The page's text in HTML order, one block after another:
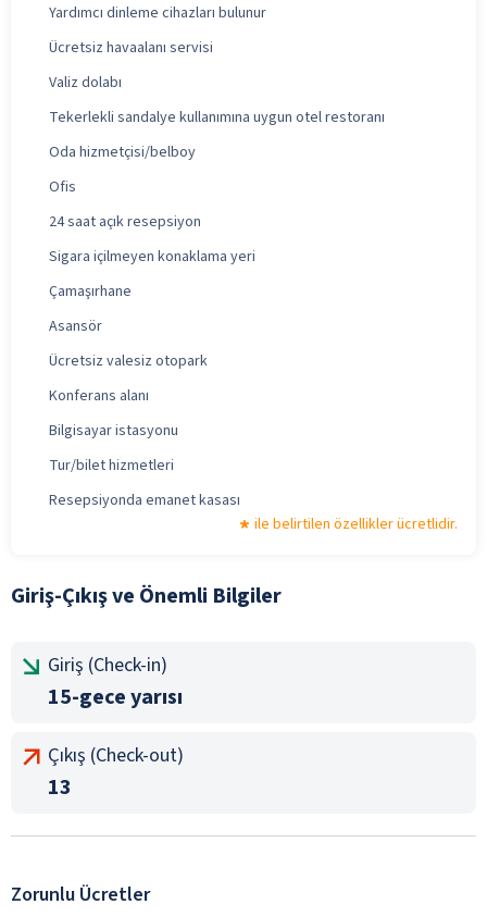
Yardımcı dinleme cihazları bulunur
Ücretsiz havaalanı servisi
Valiz dolabı
Tekerlekli sandalye kullanımına uygun otel restoranı
Oda hizmetçisi/belboy
Ofis
24 saat açık resepsiyon
Sigara içilmeyen konaklama yeri
Çamaşırhane
Asansör
Ücretsiz valesiz otopark
Konferans alanı
Bilgisayar istasyonu
Tur/bilet hizmetleri
Resepsiyonda emanet kasası
ile belirtilen özellikler ücretlidir.
Giriş-Çıkış ve Önemli Bilgiler
Giriş (Check-in)
15-gece yarısı
Çıkış (Check-out)
13
Zorunlu Ücretler